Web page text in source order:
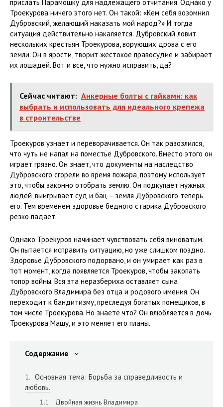
прислать Парамошку для надлежащего отчитания. Однако у
Троекурова ничего этого нет. Он такой: «Кем себя возомнил
Дубровский, желающий наказать мой народ?» И тогда
ситуация действительно накаляется. Дубровский ловит
нескольких крестьян Троекурова, ворующих дрова с его
земли. Он в ярости, творит жестокое правосудие и забирает
их лошадей. Вот и все, что нужно исправить, да?
Сейчас читают: Анкерные болты с гайками: как
выбрать и использовать для идеального крепежа
в строительстве
Троекуров узнает и переворачивается. Он так разозлился,
что чуть не напал на поместье Дубровского. Вместо этого он
играет грязно. Он знает, что документы на наследство
Дубровского сгорели во время пожара, поэтому использует
это, чтобы законно отобрать землю. Он подкупает нужных
людей, выигрывает суд и бац – земля Дубровского теперь
его. Тем временем здоровье бедного старика Дубровского
резко падает.
Однако Троекуров начинает чувствовать себя виноватым.
Он пытается исправить ситуацию, но уже слишком поздно.
Здоровье Дубровского подорвано, и он умирает как раз в
тот момент, когда появляется Троекуров, чтобы закопать
топор войны. Вся эта неразбериха оставляет сына
Дубровского Владимира без отца и родового имения. Он
переходит к бандитизму, преследуя богатых помещиков, в
том числе Троекурова. Но знаете что? Он влюбляется в дочь
Троекурова Машу, и это меняет его планы.
Содержание
Основная тема: Борьба за справедливость и
любовь.
Двойная жизнь Владимира